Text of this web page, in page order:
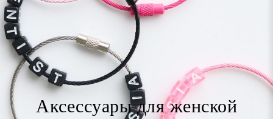
Аксессуары для женской